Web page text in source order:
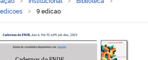
edicoes 9 edicao